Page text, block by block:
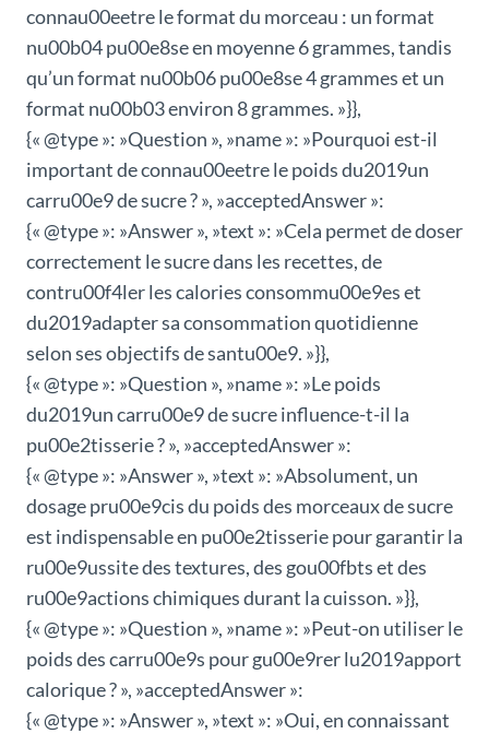
connau00eetre le format du morceau : un format
nu00b04 pu00e8se en moyenne 6 grammes, tandis
qu’un format nu00b06 pu00e8se 4 grammes et un
format nu00b03 environ 8 grammes. »}},
{« @type »: »Question », »name »: »Pourquoi est-il
important de connau00eetre le poids du2019un
carru00e9 de sucre ? », »acceptedAnswer »:
{« @type »: »Answer », »text »: »Cela permet de doser
correctement le sucre dans les recettes, de
contru00f4ler les calories consommu00e9es et
du2019adapter sa consommation quotidienne
selon ses objectifs de santu00e9. »}},
{« @type »: »Question », »name »: »Le poids
du2019un carru00e9 de sucre influence-t-il la
pu00e2tisserie ? », »acceptedAnswer »:
{« @type »: »Answer », »text »: »Absolument, un
dosage pru00e9cis du poids des morceaux de sucre
est indispensable en pu00e2tisserie pour garantir la
ru00e9ussite des textures, des gou00fbts et des
ru00e9actions chimiques durant la cuisson. »}},
{« @type »: »Question », »name »: »Peut-on utiliser le
poids des carru00e9s pour gu00e9rer lu2019apport
calorique ? », »acceptedAnswer »:
{« @type »: »Answer », »text »: »Oui, en connaissant